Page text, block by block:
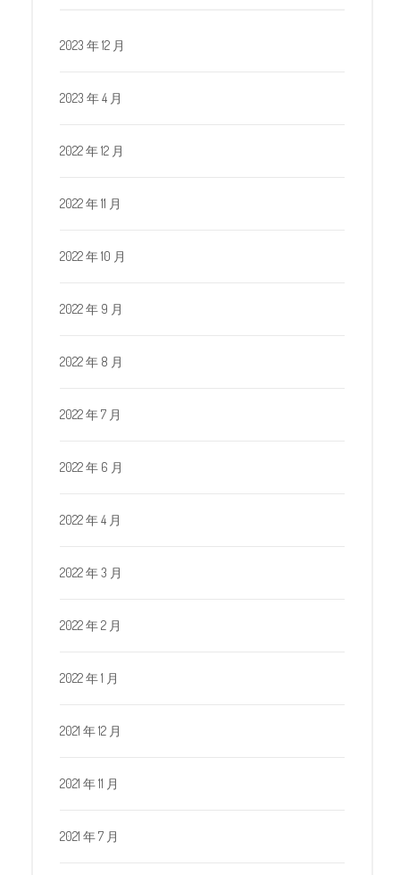
2023 年 12 月
2023 年 4 月
2022 年 12 月
2022 年 11 月
2022 年 10 月
2022 年 9 月
2022 年 8 月
2022 年 7 月
2022 年 6 月
2022 年 4 月
2022 年 3 月
2022 年 2 月
2022 年 1 月
2021 年 12 月
2021 年 11 月
2021 年 7 月